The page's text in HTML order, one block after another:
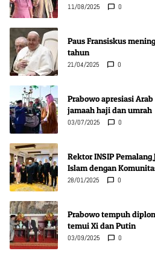
11/08/2025 0
Paus Fransiskus
tahun
21/04/2025 0
Prabowo apresiasi
jamaah haji dan umrah
03/07/2025 0
Rektor INSIP
Islam dengan
28/01/2025 0
Prabowo tempuh
temui Xi dan Putin
03/09/2025 0